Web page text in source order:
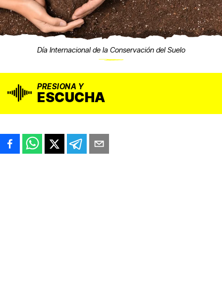
Día Internacional de la Conservación del Suelo
PRESIONA Y
ESCUCHA